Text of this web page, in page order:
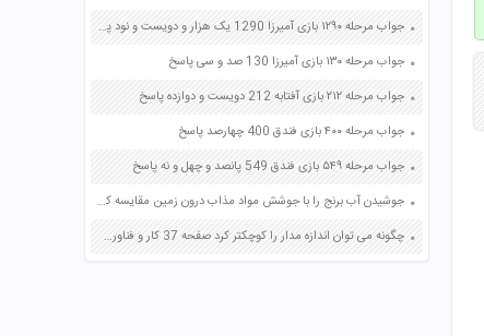
جواب مرحله ۱۲۹۰ بازی آمیرزا 1290 یک هزار و دویست و نود پاسخ
جواب مرحله ۱۳۰ بازی آمیرزا 130 صد و سی پاسخ
جواب مرحله ۲۱۲ بازی آفتابه 212 دویست و دوازده پاسخ
جواب مرحله ۴۰۰ بازی فندق 400 چهارصد پاسخ
جواب مرحله ۵۴۹ بازی فندق 549 پانصد و چهل و نه پاسخ
جوشیدن آب برنج را با جوشش مواد مذاب درون زمین مقایسه کنید صفحه 42 علوم ششم
چگونه می توان اندازه مدار را کوچکتر کرد صفحه 37 کار و فناوری هشتم